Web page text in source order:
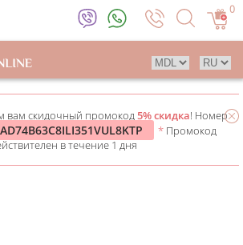
0
вам скидочный промокод5% скидка! Номер
* Промокод
в течение 1 дня